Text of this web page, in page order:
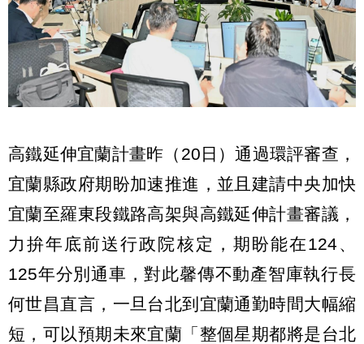
高鐵延伸宜蘭計畫昨（20日）通過環評審查，
宜蘭縣政府期盼加速推進，並且建請中央加快
宜蘭至羅東段鐵路高架與高鐵延伸計畫審議，
力拚年底前送行政院核定，期盼能在124、
125年分別通車，對此馨傳不動產智庫執行長
何世昌直言，一旦台北到宜蘭通勤時間大幅縮
短，可以預期未來宜蘭「整個星期都將是台北